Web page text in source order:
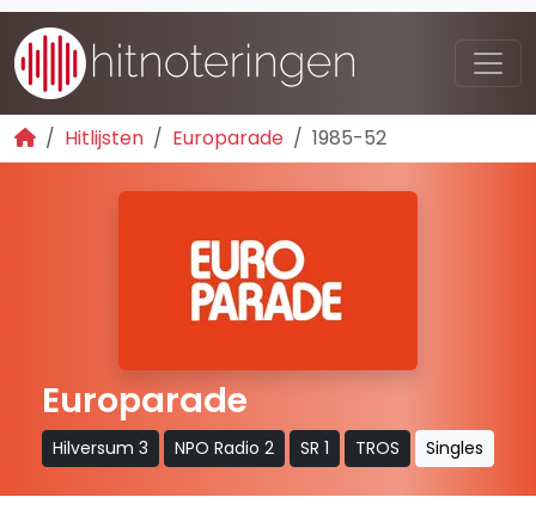
Hitlijsten Europarade 1985-52
Europarade
Hilversum 3 NPO Radio 2 SR 1 TROS Singles